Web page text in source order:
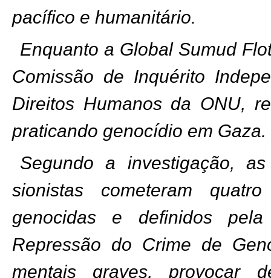
pacífico e humanitário.
Enquanto a Global Sumud
Comissão de Inquérito
Direitos Humanos da ONU,
praticando genocídio em Gaza.
Segundo a investigação,
sionistas cometeram
genocidas e definidos
Repressão do Crime de
mentais graves, provocar